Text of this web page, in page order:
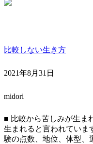
比較しない生き方
2021年8月31日
midori
■ 比較から苦しみが生ま
生まれると言われていま
験の点数、地位、体型、